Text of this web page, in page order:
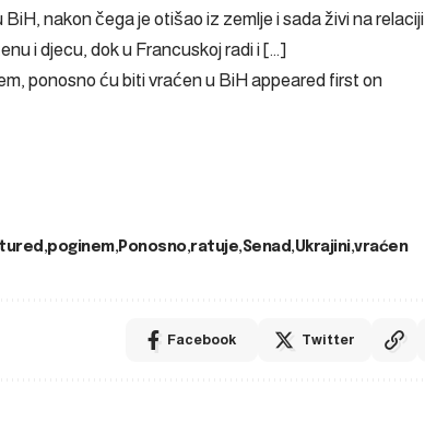
nakon čega je otišao iz zemlje i sada živi na relaciji
i djecu, dok u Francuskoj radi i […]
ponosno ću biti vraćen u BiHappeared first on
poginem Ponosno ratuje Senad Ukrajini vraćen
Facebook Twitter